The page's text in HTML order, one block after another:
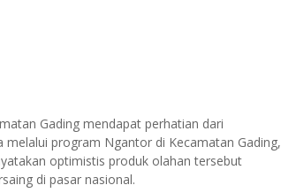
Gading mendapat perhatian dari
program Ngantor di Kecamatan Gading,
optimistis produk olahan tersebut
di pasar nasional.